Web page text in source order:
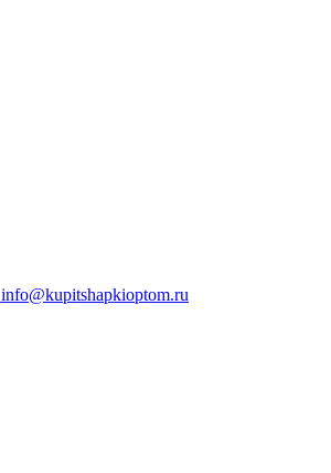
info@kupitshapkioptom.ru